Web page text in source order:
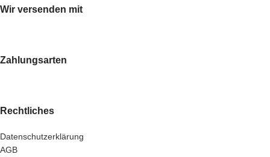
Wir versenden mit
Zahlungsarten
Rechtliches
Datenschutzerklärung
AGB